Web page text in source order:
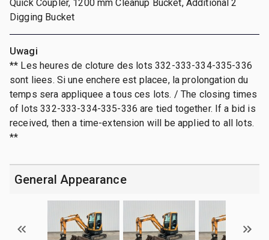
Quick Coupler, 1200 mm Cleanup Bucket, Additional 2
Digging Bucket
Uwagi
** Les heures de cloture des lots 332-333-334-335-336
sont liees. Si une enchere est placee, la prolongation du
temps sera appliquee a tous ces lots. / The closing times
of lots 332-333-334-335-336 are tied together. If a bid is
received, then a time-extension will be applied to all lots.
**
General Appearance